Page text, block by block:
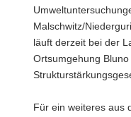
Malschwitz/
läuft derzeit bei der
Ortsumgehung
Für ein weiteres aus